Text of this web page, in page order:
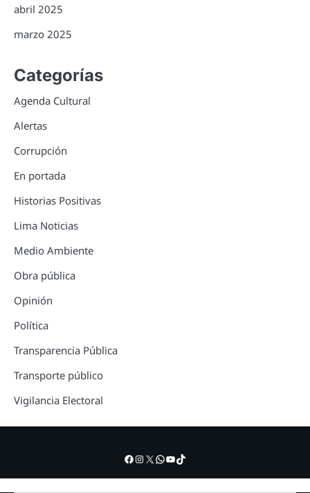
abril 2025
marzo 2025
Categorías
Agenda Cultural
Alertas
Corrupción
En portada
Historias Positivas
Lima Noticias
Medio Ambiente
Obra pública
Opinión
Política
Transparencia Pública
Transporte público
Vigilancia Electoral
Facebook
Instagram
X WhatsApp
YouTube
TikTok